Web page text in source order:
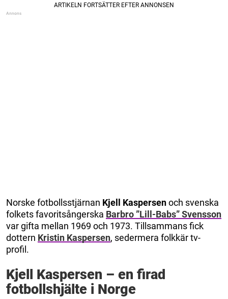
Norske fotbollsstjärnan Kjell Kaspersenoch svenska
folkets favoritsångerska Barbro ”Lill-Babs” Svensson
var gifta mellan 1969 och 1973. Tillsammans fick
dottern Kristin Kaspersen, sedermera folkkär tv-
profil.
Kjell Kaspersen – en firad
fotbollshjälte i Norge